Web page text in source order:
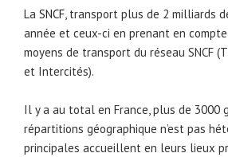
La SNCF, transport plus de 2 milliards
année et ceux-ci en prenant en compte
moyens de transport du réseau SNCF
et Intercités).
Il y a au total en France, plus de 3000
répartitions géographique n’est pas
principales accueillent en leurs lieux